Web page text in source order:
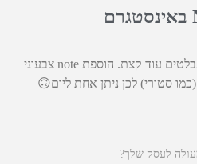
טיפ מדליק💫🎁שימו ❤️ איך מתבלטים עוד קצת. הוספת note צבעוני